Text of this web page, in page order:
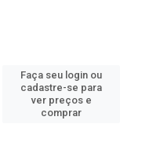
Faça seu login ou
cadastre-se para
ver preços e
comprar